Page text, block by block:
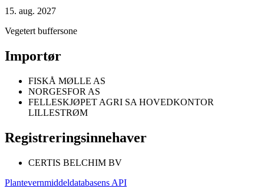
15. aug. 2027
Vegetert buffersone
Importør
FISKÅ MØLLE AS
NORGESFOR AS
FELLESKJØPET AGRI SA HOVEDKONTOR
LILLESTRØM
Registreringsinnehaver
CERTIS BELCHIM BV
Plantevernmiddeldatabasens API